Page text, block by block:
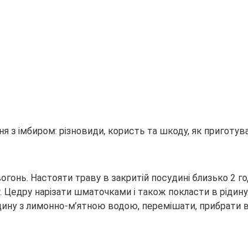
Настояти траву в закритій посудині близько 2
нарізати шматочками і також покласти в рідину.
з лимонно-м’ятною водою, перемішати, прибрати